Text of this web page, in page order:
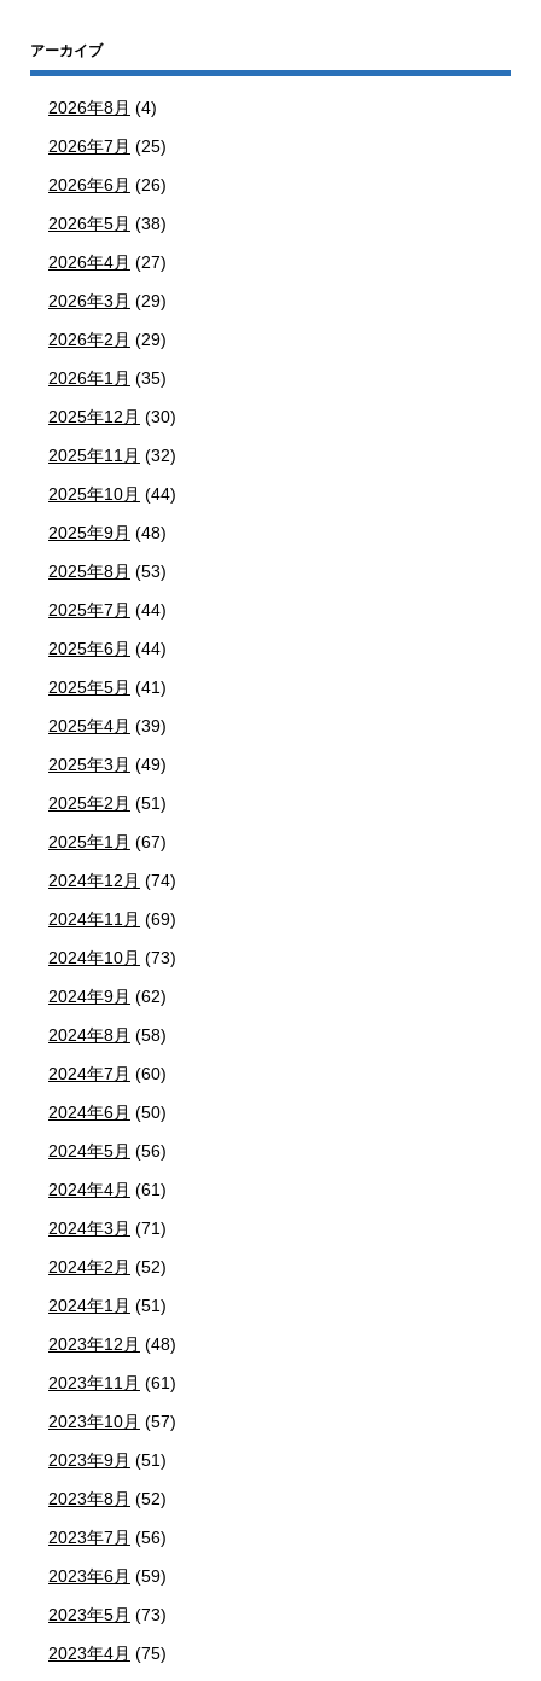
アーカイブ
2026年8月 (4)
2026年7月 (25)
2026年6月 (26)
2026年5月 (38)
2026年4月 (27)
2026年3月 (29)
2026年2月 (29)
2026年1月 (35)
2025年12月 (30)
2025年11月 (32)
2025年10月 (44)
2025年9月 (48)
2025年8月 (53)
2025年7月 (44)
2025年6月 (44)
2025年5月 (41)
2025年4月 (39)
2025年3月 (49)
2025年2月 (51)
2025年1月 (67)
2024年12月 (74)
2024年11月 (69)
2024年10月 (73)
2024年9月 (62)
2024年8月 (58)
2024年7月 (60)
2024年6月 (50)
2024年5月 (56)
2024年4月 (61)
2024年3月 (71)
2024年2月 (52)
2024年1月 (51)
2023年12月 (48)
2023年11月 (61)
2023年10月 (57)
2023年9月 (51)
2023年8月 (52)
2023年7月 (56)
2023年6月 (59)
2023年5月 (73)
2023年4月 (75)